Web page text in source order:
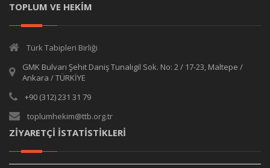
TOPLUM VE HEKİM
Türk Tabipleri Birliği
GMK Bulvarı Şehit Daniş Tunalıgil Sok. No: 2 / 17-23, Maltepe /
Ankara / TÜRKİYE
+90 (312) 231 31 79
toplumhekim@ttb.org.tr
ZİYARETÇİ İSTATİSTİKLERİ